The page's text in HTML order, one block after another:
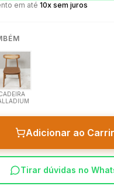
em até 10x sem juros
Adicionar ao
Tirar dúvidas no